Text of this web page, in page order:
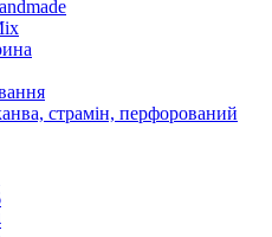
страмін, перфорований